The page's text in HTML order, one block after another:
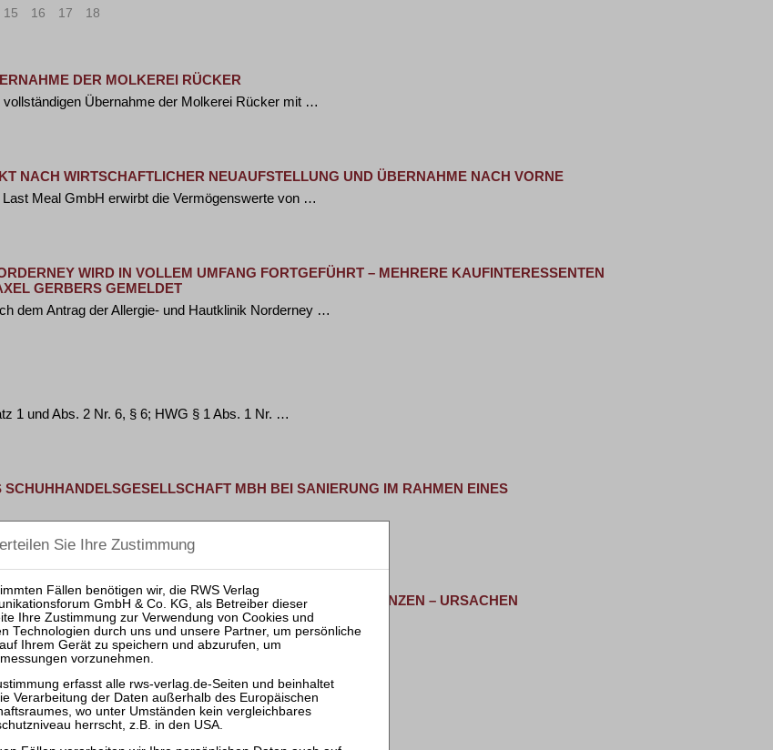
15 16 17 18
DER MOLKEREI RÜCKER
Übernahme der Molkerei Rücker mit …
NACH WIRTSCHAFTLICHER NEUAUFSTELLUNG UND ÜBERNAHME NACH VORNE
Meal GmbH erwirbt die Vermögenswerte von …
WIRD IN VOLLEM UMFANG FORTGEFÜHRT – MEHRERE KAUFINTERESSENTEN
GERBERS GEMELDET
dem Antrag der Allergie- und Hautklinik Norderney …
1 und Abs. 2 Nr. 6, § 6; HWG § 1 Abs. 1 Nr. …
MBH BEI SANIERUNG IM RAHMEN EINES
internationale Wirtschaftskanzlei BCLP und die …
SACHWALTER DEUTSCHLANDS: ANSTIEG DER INSOLVENZEN – URSACHEN
Statistische Bundesamt die Insolvenzzahlen …
10 Abs. 1 und 3, Art. 28 Abs. 5 und 6; …